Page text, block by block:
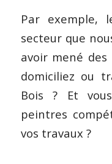
Par exemple,
secteur que
avoir mené des
domiciliez ou
Bois ? Et
peintres
vos travaux ?